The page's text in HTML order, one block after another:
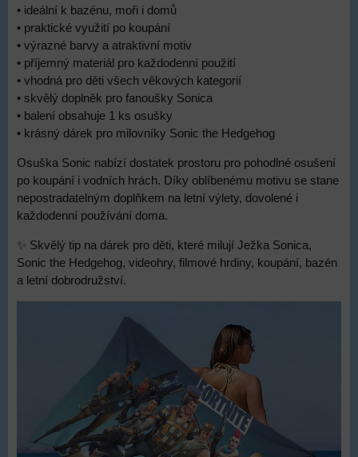
• ideální k bazénu, moři i domů
• praktické využití po koupání
• výrazné barvy a atraktivní motiv
• příjemný materiál pro každodenní použití
• vhodná pro děti všech věkových kategorií
• skvělý doplněk pro fanoušky Sonica
• balení obsahuje 1 ks osušky
• krásný dárek pro milovníky Sonic the Hedgehog
Osuška Sonic nabízí dostatek prostoru pro pohodlné osušení
po koupání i vodních hrách. Díky oblíbenému motivu se stane
nepostradatelným doplňkem na letní výlety, dovolené i
každodenní používání doma.
✨ Skvělý tip na dárek pro děti, které milují Ježka Sonica,
Sonic the Hedgehog, videohry, filmové hrdiny, koupání, bazén
a letní dobrodružství.